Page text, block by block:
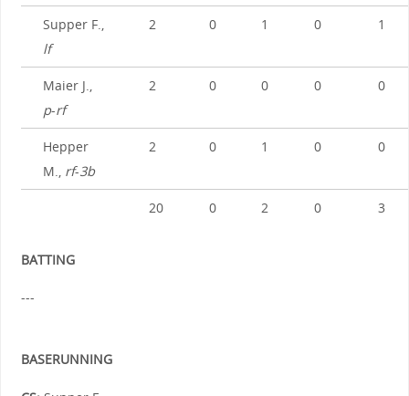
Supper F.,
lf
2 0 1 0 1
Maier J.,
p-rf
2 0 0 0 0
Hepper
M., rf-3b
2 0 1 0 0
20 0 2 0 3
BATTING
---
BASERUNNING